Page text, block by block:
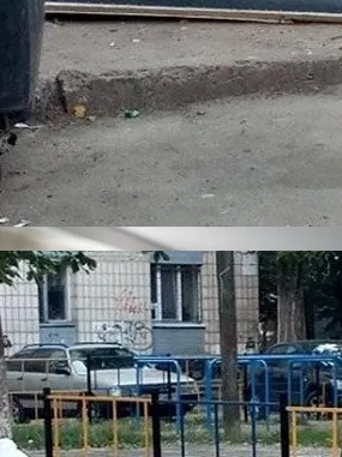
Рельсы Спасут Британскую
Не Будет Спрашивать
На Запуск Моделей ИИ
Ограничили Движение На
Палладина